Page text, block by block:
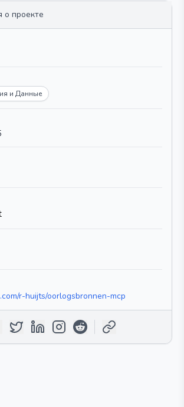
проекте
и Данные
r-huijts/oorlogsbronnen-mcp